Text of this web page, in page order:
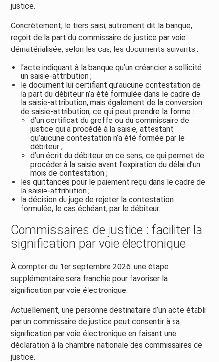
justice.
Concrètement, le tiers saisi, autrement dit la banque,
reçoit de la part du commissaire de justice par voie
dématérialisée, selon les cas, les documents suivants :
l’acte indiquant à la banque qu’un créancier a sollicité
un saisie-attribution ;
le document lui certifiant qu’aucune contestation de
la part du débiteur n’a été formulée dans le cadre de
la saisie-attribution, mais également de la conversion
de saisie-attribution, ce qui peut prendre la forme :
d’un certificat du greffe ou du commissaire de
justice qui a procédé à la saisie, attestant
qu’aucune contestation n’a été formée par le
débiteur ;
d’un écrit du débiteur en ce sens, ce qui permet de
procéder à la saisie avant l’expiration du délai d’un
mois de contestation ;
les quittances pour le paiement reçu dans le cadre de
la saisie-attribution ;
la décision du juge de rejeter la contestation
formulée, le cas échéant, par le débiteur.
Commissaires de justice : faciliter la
signification par voie électronique
À compter du 1er septembre 2026, une étape
supplémentaire sera franchie pour favoriser la
signification par voie électronique.
Actuellement, une personne destinataire d’un acte établi
par un commissaire de justice peut consentir à sa
signification par voie électronique en faisant une
déclaration à la chambre nationale des commissaires de
justice.